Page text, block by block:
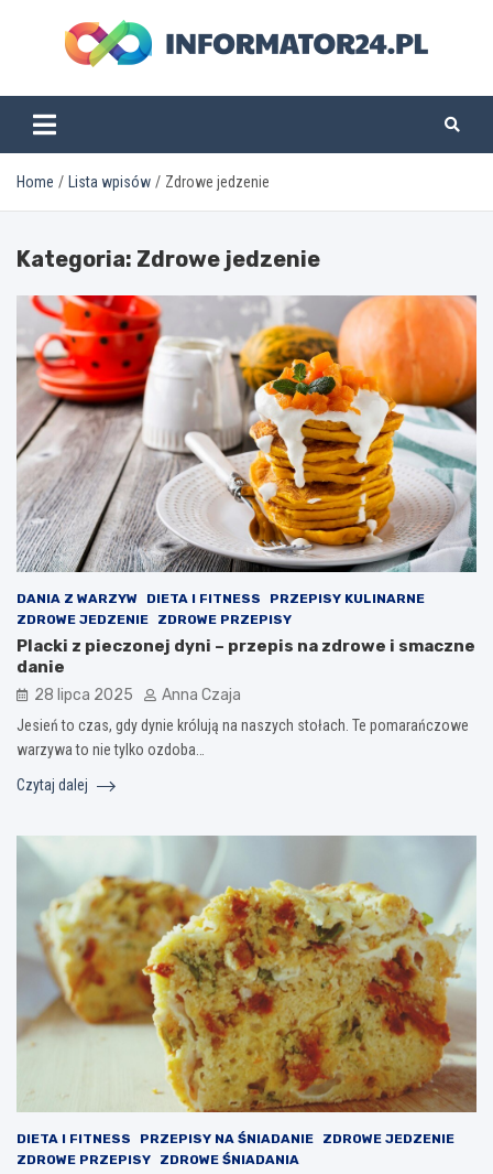
informator24.pl
Home Lista wpisów Zdrowe jedzenie
Kategoria: Zdrowe jedzenie
DANIA Z WARZYW DIETA I FITNESS
PRZEPISY KULINARNE
ZDROWE JEDZENIE
ZDROWE PRZEPISY
Placki z pieczonej dyni – przepis na zdrowe i smaczne
danie
28 lipca 2025 Anna Czaja
Jesień to czas, gdy dynie królują na naszych stołach. Te pomarańczowe
warzywa to nie tylko ozdoba…
Czytaj dalej
DIETA I FITNESS PRZEPISY NA ŚNIADANIE
ZDROWE JEDZENIE
ZDROWE PRZEPISY
ZDROWE ŚNIADANIA